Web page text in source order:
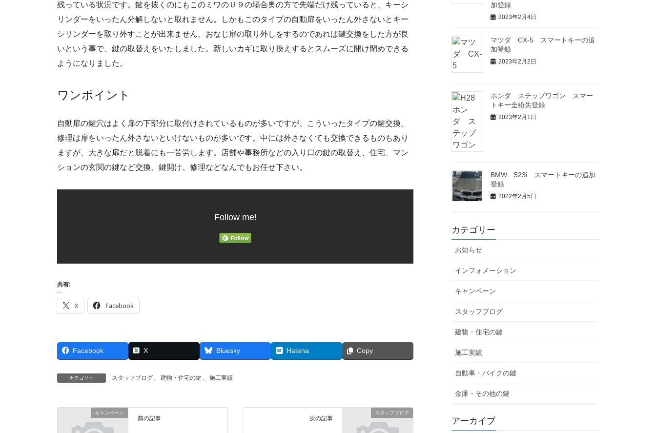
残っている状況です。鍵を抜くのにもこのミワのＵ９の場合奥の方で先端だけ残っていると、キーシ
リンダーをいったん分解しないと取れません。しかもこのタイプの自動扉をいったん外さないとキー
シリンダーを取り外すことが出来ません。おなじ扉の取り外しをするのであれば鍵交換をした方が良
いという事で、鍵の取替えをいたしました。新しいカギに取り換えするとスムーズに開け閉めできる
ようになりました。
ワンポイント
自動扉の鍵穴はよく扉の下部分に取付けされているものが多いですが、こういったタイプの鍵交換、
修理は扉をいったん外さないといけないものが多いです。中には外さなくても交換できるものもあり
ますが、大きな扉だと脱着にも一苦労します。店舗や事務所などの入り口の鍵の取替え、住宅、マン
ションの玄関の鍵など交換、鍵開け、修理などなんでもお任せ下さい。
Follow me!
共有:
X Facebook
Facebook X Bluesky Hatena Copy
カテゴリー スタッフブログ 、 建物・住宅の鍵 、 施工実績
キャンペーン
前の記事
スタッフブログ
次の記事
加登録
2023年2月4日
マツダ CX-5 スマートキーの追
加登録
2023年2月2日
ホンダ ステップワゴン スマー
トキー全紛失登録
2023年2月1日
BMW 523i スマートキーの追加
登録
2022年2月5日
カテゴリー
お知らせ
インフォメーション
キャンペーン
スタッフブログ
建物・住宅の鍵
施工実績
自動車・バイクの鍵
金庫・その他の鍵
アーカイブ